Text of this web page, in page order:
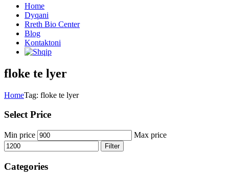
Home
Dyqani
Rreth Bio Center
Blog
Kontaktoni
floke te lyer
HomeTag: floke te lyer
Select Price
Min price Max price
Filter
Categories